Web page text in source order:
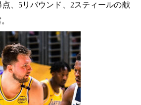
点、5リバウンド、2スティールの献